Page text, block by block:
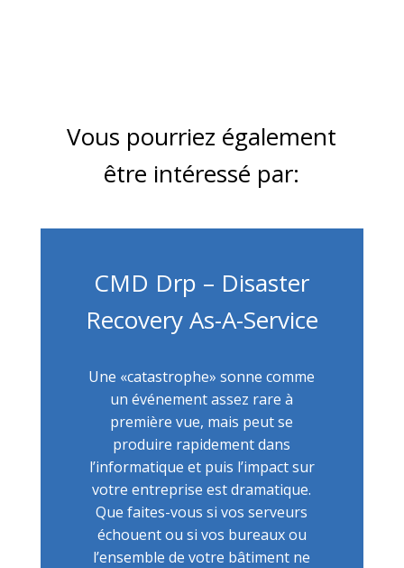
Vous pourriez également
être intéressé par:
CMD Drp – Disaster
Recovery As-A-Service
Une «catastrophe» sonne comme
un événement assez rare à
première vue, mais peut se
produire rapidement dans
l’informatique et puis l’impact sur
votre entreprise est dramatique.
Que faites-vous si vos serveurs
échouent ou si vos bureaux ou
l’ensemble de votre bâtiment ne